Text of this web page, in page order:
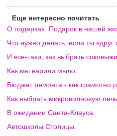
Еще интересно почитать
О подарках. Подарок в нашей
Что нужно делать, если ты вдруг
И все-таки, как выбрать
Как мы варили мыло
Бюджет ремонта - как грамотно
Как выбрать микроволновую печь
В ожидании Санта-Клауса.
Автошколы Столицы.